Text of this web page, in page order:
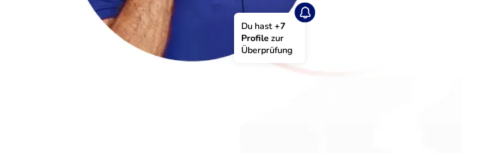
Du hast +7
Profile zur
Überprüfung